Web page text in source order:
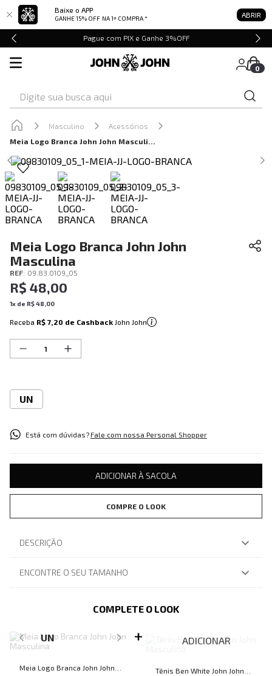
Baixe o APP
GANHE 15% OFF NA 1ª COMPRA * ABRIR
Pague com PIX e Ganhe 3%OFF
0
Masculino
Acessórios
Meia Logo Branca John John Masculina
Meia Logo Branca John John
Masculina
REF: 09.83.0109_05
R$ 48,00
1x de R$48 00
Receba R$ 7,20 de Cashback John John
UN
Está com dúvidas?Fale com nossa Personal Shopper
ADICIONAR À SACOLA
COMPRE O LOOK
DESCRIÇÃO
ENCONTRE O SEU TAMANHO
COMPLETE O LOOK
UN
Meia Logo Branca John John
ADICIONAR
Tênis Ben White John John